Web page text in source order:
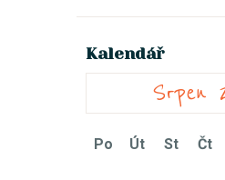
Kalendář
Srpen
Po Út St Čt